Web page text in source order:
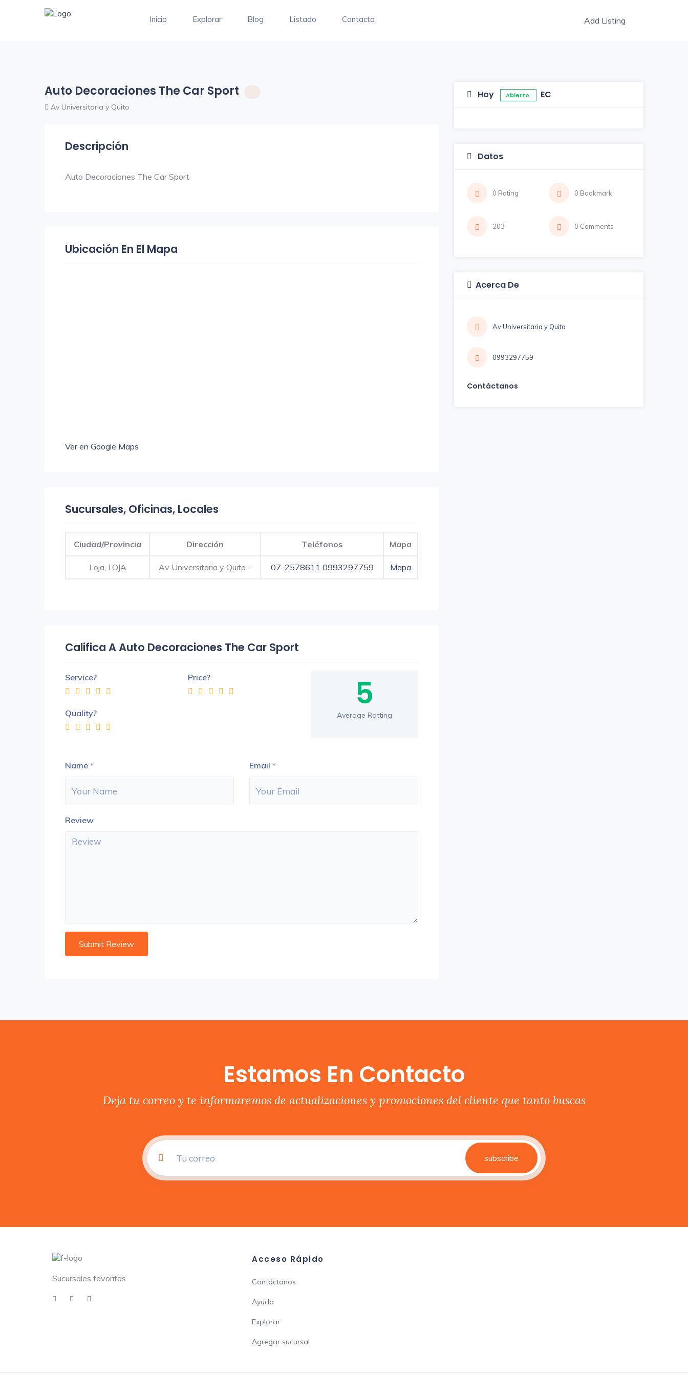
Add Listing
Inicio Explorar Blog Listado Contacto
Auto Decoraciones The Car Sport
Av Universitaria y Quito
Descripción
Auto Decoraciones The Car Sport
Ubicación En El Mapa
Ver en Google Maps
Sucursales, Oficinas, Locales
Ciudad/Provincia Dirección Teléfonos Mapa
Loja, LOJA Av Universitaria y Quito - 07-2578611 0993297759 Mapa
Califica A Auto Decoraciones The Car Sport
Service? Price?
Quality? 5
Average Ratting
Name * Email *
Review
Hoy Abierto EC
Datos
0 Rating 0 Bookmark
203 0 Comments
Acerca De
Av Universitaria y Quito
0993297759
Contáctanos
Estamos En Contacto
Deja tu correo y te informaremos de actualizaciones y promociones del cliente que tanto buscas
subscribe
Sucursales favoritas
Acceso Rápido
Contáctanos
Ayuda
Explorar
Agregar sucursal